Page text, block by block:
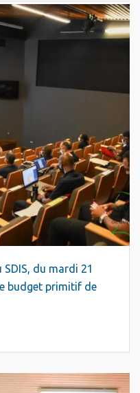
du mardi 21
budget primitif de